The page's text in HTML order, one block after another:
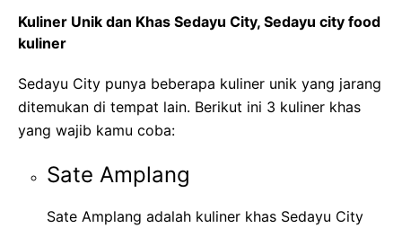
Kuliner Unik dan Khas Sedayu City, Sedayu city food
kuliner
Sedayu City punya beberapa kuliner unik yang jarang
ditemukan di tempat lain. Berikut ini 3 kuliner khas
yang wajib kamu coba:
Sate Amplang
Sate Amplang adalah kuliner khas Sedayu City